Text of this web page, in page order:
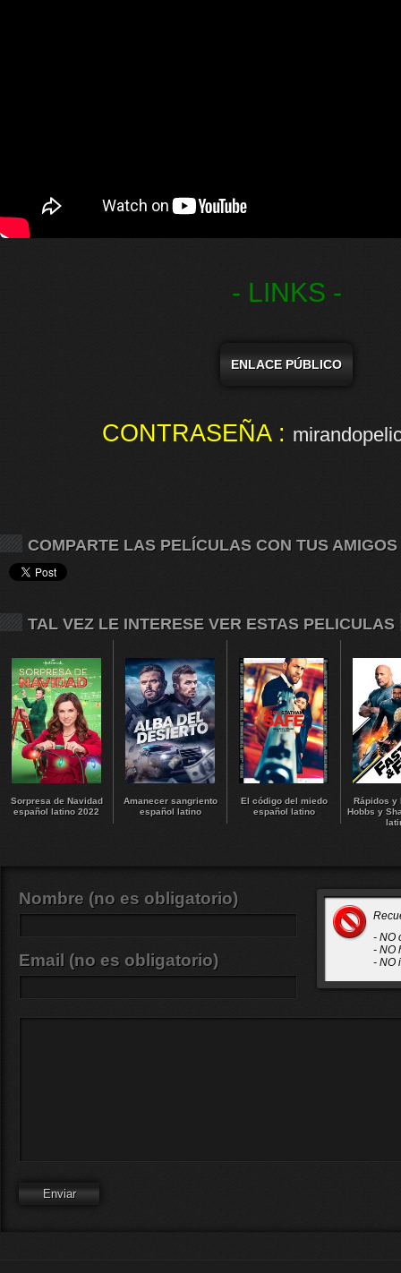
- LINKS -
ENLACE PÚBLICO
CONTRASEÑA :
COMPARTE LAS PELÍCULAS CON TUS AMIGOS
TAL VEZ LE INTERESE VER ESTAS PELICULAS
Sorpresa de Navidad
español latino 2022
Amanecer sangriento
español latino
El código del miedo
español latino
Rápidos y
Hobbs y
- NO
- NO
- NO
Nombre (no es obligatorio)
Email (no es obligatorio)